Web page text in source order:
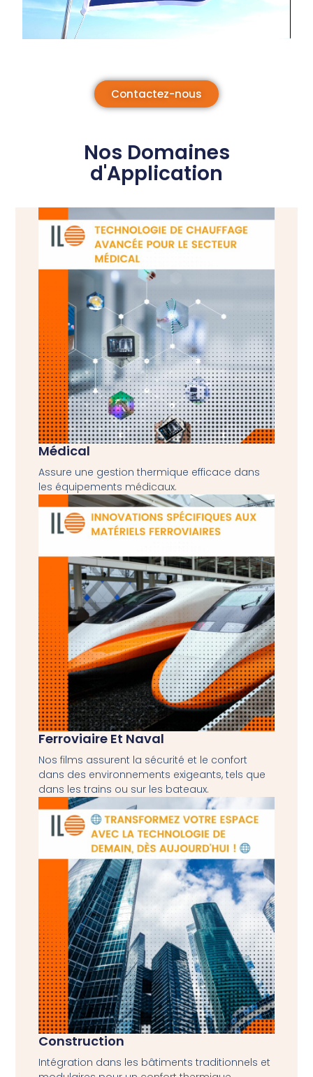
Contactez-nous
Nos Domaines
d'Application
Médical
Assure une gestion thermique efficace dans
les équipements médicaux.
Ferroviaire Et Naval
Nos films assurent la sécurité et le confort
dans des environnements exigeants, tels que
dans les trains ou sur les bateaux.
Construction
Intégration dans les bâtiments traditionnels et